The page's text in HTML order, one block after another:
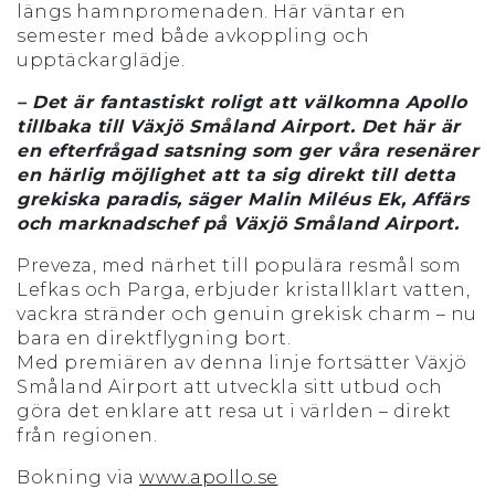
längs hamnpromenaden. Här väntar en
semester med både avkoppling och
upptäckarglädje.
– Det är fantastiskt roligt att välkomna Apollo
tillbaka till Växjö Småland Airport. Det här är
en efterfrågad satsning som ger våra resenärer
en härlig möjlighet att ta sig direkt till detta
grekiska paradis, säger Malin Miléus Ek, Affärs
och marknadschef på Växjö Småland Airport.
Preveza, med närhet till populära resmål som
Lefkas och Parga, erbjuder kristallklart vatten,
vackra stränder och genuin grekisk charm – nu
bara en direktflygning bort.
Med premiären av denna linje fortsätter Växjö
Småland Airport att utveckla sitt utbud och
göra det enklare att resa ut i världen – direkt
från regionen.
Bokning via www.apollo.se